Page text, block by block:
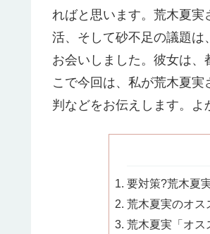
ればと思います。荒木夏
活、そして砂不足の議題
お会いしました。彼女は
こで今回は、私が荒木夏
判などをお伝えします。よ
要対策?荒木夏
荒木夏実のオス
荒木夏実「オス